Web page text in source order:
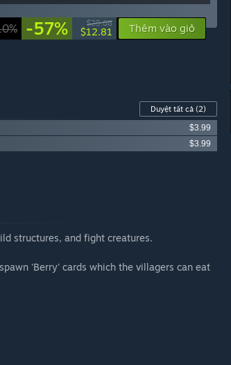
-57% $29.68
$12.81 Thêm vào giỏ
Duyệt tất cả (2)
$3.99
$3.99
structures, and fight creatures.
'Berry' cards which the villagers can eat